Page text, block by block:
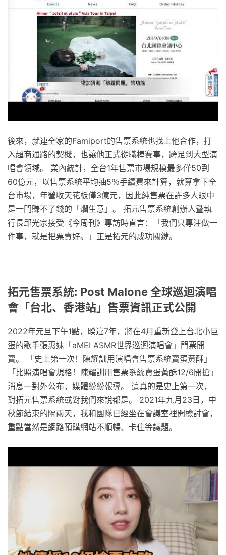
後來，就連全家的Famiport的售票系統也找上他合作，打
入超商通路的契機，也讓他正式從職棒賽事，跨足到大型演
唱會領域。 業內統計，全台1年售票市場規模最多僅50到
60億元，以售票系統平均抽5％手續費來計算，就算拿下全
台市場，年營收天花板僅3億元，因此純售票在許多人眼中
是一門賺不了錢的「爛生意」。 拓元售票系統創辦人暨執
行長邱光宗接受《今周刊》專訪時直言：「我們只專注做一
件事，就是把票賣好。」正是拓元的成功關鍵。
拓元售票系統: Post Malone 全球巡迴演唱
會「台北、香港站」售票資訊正式公開
2022年元旦下午1點，暌違7年，將在4月重新登上台北小巨
蛋的歌手張惠妹「aMEI ASMR世界巡迴演唱會」門票開
賣。 「史上第一次！陳耀訓用演唱會售票系統賣蛋黃酥」
「比照演唱會規格！陳耀訓用售票系統賣蛋黃酥12/6開搶」
消息一對外公布，媒體紛紛報導。 這真的是史上第一次，
對拓元售票系統或對我們來說都是。 2021年九月23日，中
秋節結束的隔兩天，我和團隊已經坐在會議室裡開檢討會，
重點當然是網路預購網站不順暢、卡住等議題。